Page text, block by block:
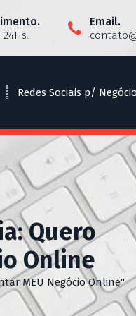
Email.
Redes Sociais p/
Quero
Online
MEU Negócio Online"